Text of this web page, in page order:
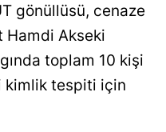
gönüllüsü, cenaze
Hamdi Akseki
toplam 10 kişi
kimlik tespiti için